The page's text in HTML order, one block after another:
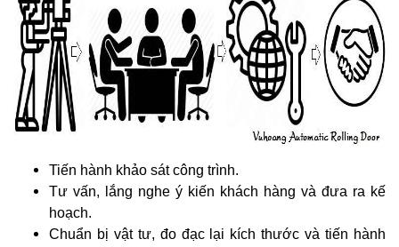
Tiến hành khảo sát công trình.
Tư vấn, lắng nghe ý kiến khách hàng và đưa ra kế
hoạch.
Chuẩn bị vật tư, đo đạc lại kích thước và tiến hành